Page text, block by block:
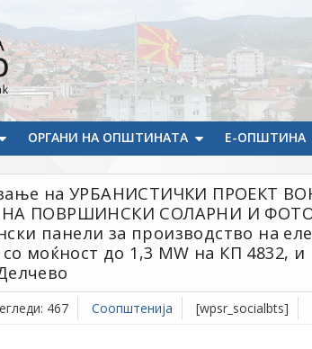
ОРГАНИ НА ОПШТИНАТА Е-ОПШТИНА
на УРБАНИСТИЧКИ ПРОЕКТ
НА ПОВРШИНСКИ СОЛАРНИ И
панели за производство на
моќност до 1,3 MW на КП 4832,
467 Соопштенија [wpsr_socialbts]